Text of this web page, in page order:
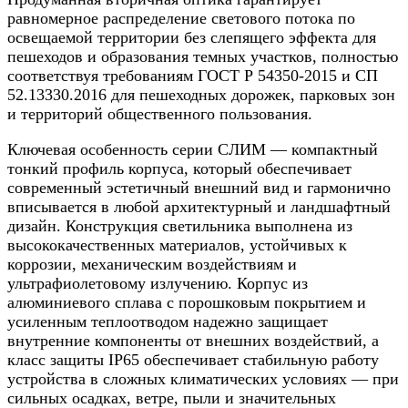
равномерное распределение светового потока по
освещаемой территории без слепящего эффекта для
пешеходов и образования темных участков, полностью
соответствуя требованиям ГОСТ Р 54350-2015 и СП
52.13330.2016 для пешеходных дорожек, парковых зон
и территорий общественного пользования.
Ключевая особенность серии СЛИМ — компактный
тонкий профиль корпуса, который обеспечивает
современный эстетичный внешний вид и гармонично
вписывается в любой архитектурный и ландшафтный
дизайн. Конструкция светильника выполнена из
высококачественных материалов, устойчивых к
коррозии, механическим воздействиям и
ультрафиолетовому излучению. Корпус из
алюминиевого сплава с порошковым покрытием и
усиленным теплоотводом надежно защищает
внутренние компоненты от внешних воздействий, а
класс защиты IP65 обеспечивает стабильную работу
устройства в сложных климатических условиях — при
сильных осадках, ветре, пыли и значительных